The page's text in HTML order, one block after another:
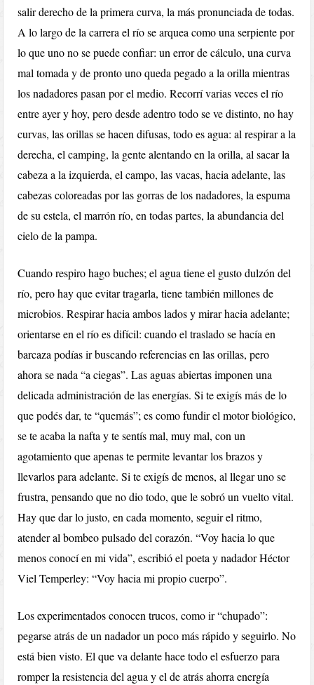
salir derecho de la primera curva, la más pronunciada de todas.
A lo largo de la carrera el río se arquea como una serpiente por
lo que uno no se puede confiar: un error de cálculo, una curva
mal tomada y de pronto uno queda pegado a la orilla mientras
los nadadores pasan por el medio. Recorrí varias veces el río
entre ayer y hoy, pero desde adentro todo se ve distinto, no hay
curvas, las orillas se hacen difusas, todo es agua: al respirar a la
derecha, el camping, la gente alentando en la orilla, al sacar la
cabeza a la izquierda, el campo, las vacas, hacia adelante, las
cabezas coloreadas por las gorras de los nadadores, la espuma
de su estela, el marrón río, en todas partes, la abundancia del
cielo de la pampa.
Cuando respiro hago buches; el agua tiene el gusto dulzón del
río, pero hay que evitar tragarla, tiene también millones de
microbios. Respirar hacia ambos lados y mirar hacia adelante;
orientarse en el río es difícil: cuando el traslado se hacía en
barcaza podías ir buscando referencias en las orillas, pero
ahora se nada “a ciegas”. Las aguas abiertas imponen una
delicada administración de las energías. Si te exigís más de lo
que podés dar, te “quemás”; es como fundir el motor biológico,
se te acaba la nafta y te sentís mal, muy mal, con un
agotamiento que apenas te permite levantar los brazos y
llevarlos para adelante. Si te exigís de menos, al llegar uno se
frustra, pensando que no dio todo, que le sobró un vuelto vital.
Hay que dar lo justo, en cada momento, seguir el ritmo,
atender al bombeo pulsado del corazón. “Voy hacia lo que
menos conocí en mi vida”, escribió el poeta y nadador Héctor
Viel Temperley: “Voy hacia mi propio cuerpo”.
Los experimentados conocen trucos, como ir “chupado”:
pegarse atrás de un nadador un poco más rápido y seguirlo. No
está bien visto. El que va delante hace todo el esfuerzo para
romper la resistencia del agua y el de atrás ahorra energía